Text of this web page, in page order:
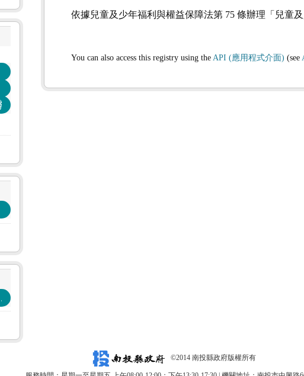
養機構 (1)
(1)
依據兒童及少年福利與權益保障法第 75 條辦理「兒童
You can also access this registry using the API (應用程式介面) (see
©2014 南投縣政府版權所有